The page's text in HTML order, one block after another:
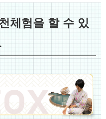
체험을 할 수 있